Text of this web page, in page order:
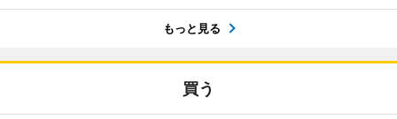
もっと見る
買う